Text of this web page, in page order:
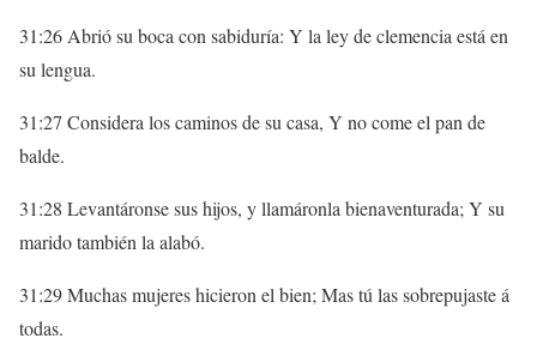
31:26 Abrió su boca con sabiduría: Y la ley de clemencia está en
su lengua.
31:27 Considera los caminos de su casa, Y no come el pan de
balde.
31:28 Levantáronse sus hijos, y llamáronla bienaventurada; Y su
marido también la alabó.
31:29 Muchas mujeres hicieron el bien; Mas tú las sobrepujaste á
todas.